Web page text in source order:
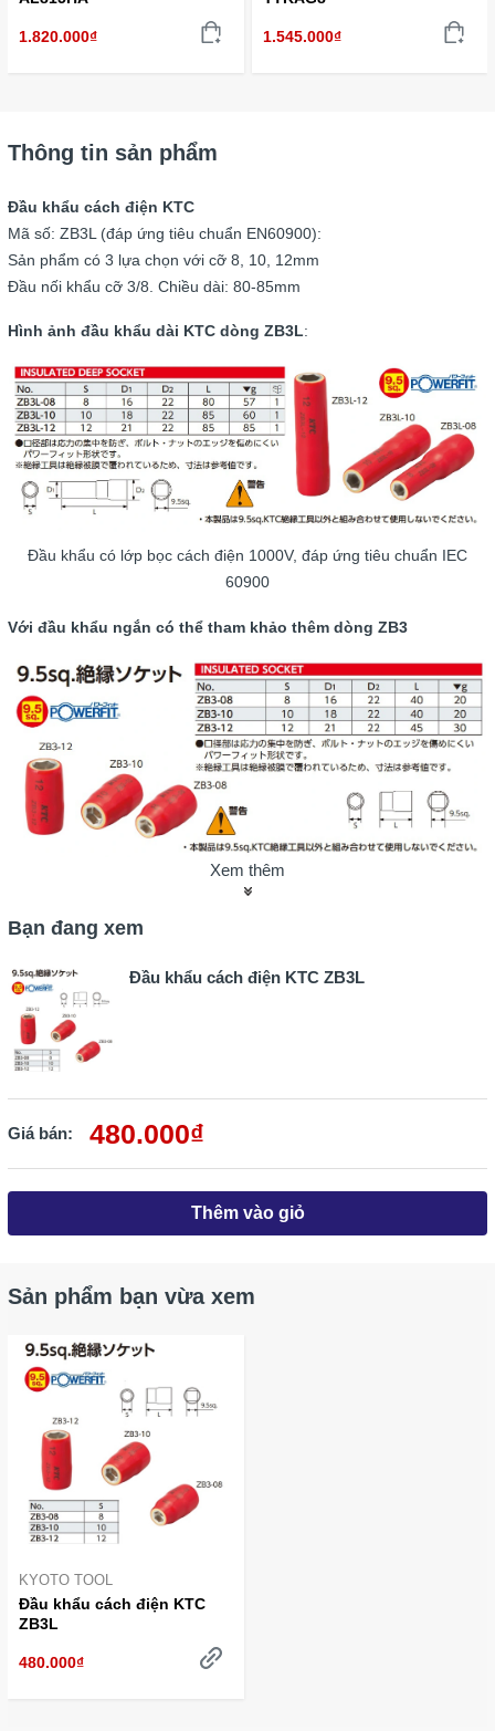
1.820.000₫ 1.545.000₫
Thông tin sản phẩm
Đầu khẩu cách điện KTC
Mã số: ZB3L (đáp ứng tiêu chuẩn EN60900):
Sản phẩm có 3 lựa chọn với cỡ 8, 10, 12mm
Đầu nối khẩu cỡ 3/8. Chiều dài: 80-85mm
Hình ảnh đầu khẩu dài KTC dòng ZB3L:
Đầu khẩu có lớp bọc cách điện 1000V, đáp ứng tiêu chuẩn IEC
60900
Với đầu khẩu ngắn có thể tham khảo thêm dòng ZB3
Đầu khẩu KTC loại cách điện có thêm lựa chọn với các đầu khẩu
Mã số: ZB3-08, ZB3-10, ZB3-12. Có chiều dài: 40-45mm
Xem thêm
Bạn đang xem
Đầu khẩu cách điện KTC ZB3L
Giá bán: 480.000₫
Thêm vào giỏ
Sản phẩm bạn vừa xem
KYOTO TOOL
Đầu khẩu cách điện KTC
ZB3L
480.000₫